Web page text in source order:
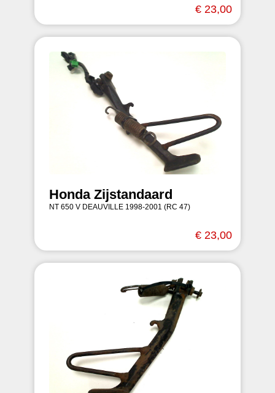
€ 23,00
Honda Zijstandaard
NT 650 V DEAUVILLE 1998-2001 (RC 47)
€ 23,00